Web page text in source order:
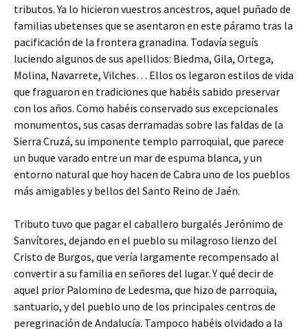
tributos. Ya lo hicieron vuestros ancestros, aquel puñado de
familias ubetenses que se asentaron en este páramo tras la
pacificación de la frontera granadina. Todavía seguís
luciendo algunos de sus apellidos: Biedma, Gila, Ortega,
Molina, Navarrete, Vilches… Ellos os legaron estilos de vida
que fraguaron en tradiciones que habéis sabido preservar
con los años. Como habéis conservado sus excepcionales
monumentos, sus casas derramadas sobre las faldas de la
Sierra Cruzá, su imponente templo parroquial, que parece
un buque varado entre un mar de espuma blanca, y un
entorno natural que hoy hacen de Cabra uno de los pueblos
más amigables y bellos del Santo Reino de Jaén.
Tributo tuvo que pagar el caballero burgalés Jerónimo de
Sanvítores, dejando en el pueblo su milagroso lienzo del
Cristo de Burgos, que vería largamente recompensado al
convertir a su familia en señores del lugar. Y qué decir de
aquel prior Palomino de Ledesma, que hizo de parroquia,
santuario, y del pueblo uno de los principales centros de
peregrinación de Andalucía. Tampoco habéis olvidado a la